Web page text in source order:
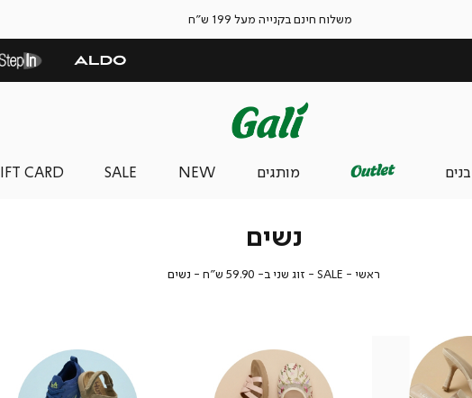
משלוח חינם בקנייה מעל 199 ש"ח
בנים מותגים NEW
SALE
CARD
נשים
ראשי ראשי
SALE
SALEזוג שני ב- 59.90 ש"ח
זוגנשיםנשים